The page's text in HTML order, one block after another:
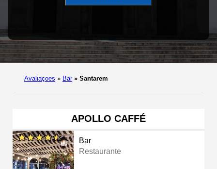
Avaliaçoes » Bar » Santarem
APOLLO CAFFÉ
Bar
Restaurante